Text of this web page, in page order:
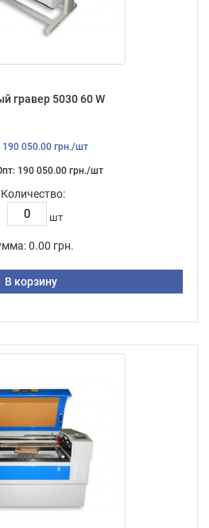
гравер 5030 60 W
190 050.00 грн./шт
190 050.00 грн./шт
Количество:
шт
0.00 грн.
В корзину